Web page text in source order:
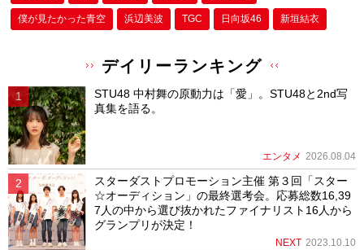
僕が⾒たかった⻘空 浜辺美波 TGC 日向坂46 新垣結衣
デイリーランキング
STU48 中村舞の原動力は「愛」。STU48と2nd写
真集を語る。
エンタメ 2026.08.04
スターダストプロモーション主催 第３回「スター
☆オーディション」の最終選考会。応募総数16,39
7人の中から選び抜かれたファイナリスト16人から
グランプリが決定！
NEXT 2023.10.10